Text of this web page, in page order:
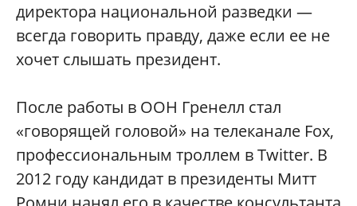
директора национальной разведки —
всегда говорить правду, даже если ее не
хочет слышать президент.
После работы в ООН Гренелл стал
«говорящей головой» на телеканале Fox,
профессиональным троллем в Twitter. В
2012 году кандидат в президенты Митт